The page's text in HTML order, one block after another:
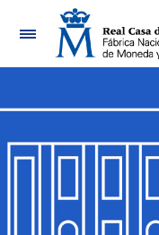
Show/Hide
Show/Hide